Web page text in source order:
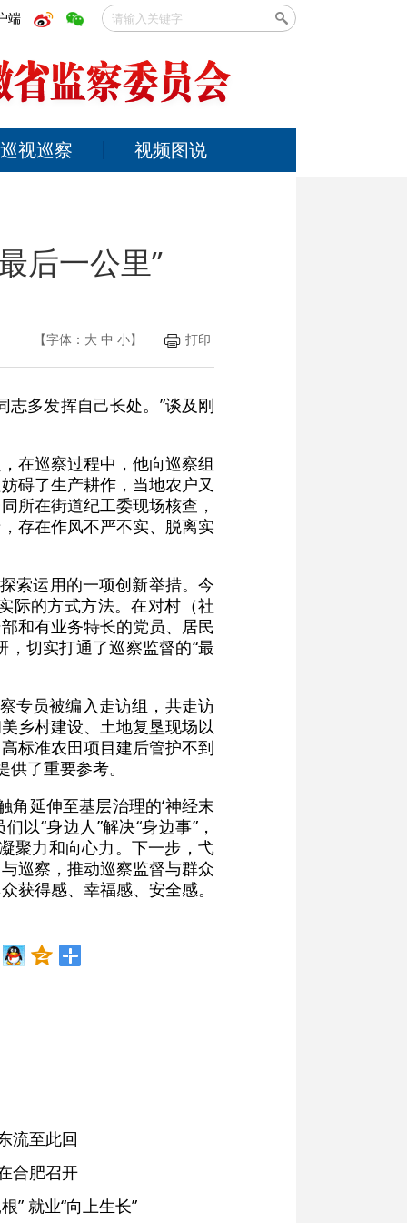
端
巡视巡察 视频图说
后一公里”
【字体： 大 中 小】 打印
多发挥自己长处。”谈及刚
在巡察过程中，他向巡察组
碍了生产耕作，当地农户又
所在街道纪工委现场核查，
存在作风不严不实、脱离实
索运用的一项创新举措。今
际的方式方法。在对村（社
和有业务特长的党员、居民
切实打通了巡察监督的“最
专员被编入走访组，共走访
乡村建设、土地复垦现场以
标准农田项目建后管护不到
了重要参考。
延伸至基层治理的‘神经末
以“身边人”解决“身边事”，
聚力和向心力。下一步，弋
巡察，推动巡察监督与群众
获得感、幸福感、安全感。
流至此回
合肥召开
” 就业“向上生长”